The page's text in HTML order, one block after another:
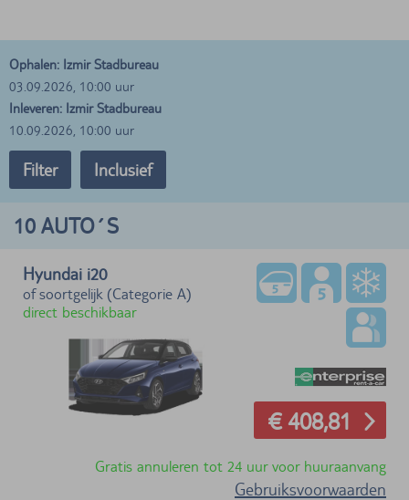
Ophalen: Izmir Stadbureau
03.09.2026, 10:00 uur
Inleveren: Izmir Stadbureau
10.09.2026, 10:00 uur
Filter Inclusief
10 AUTO´S
Hyundai i20
of soortgelijk (Categorie A)
direct beschikbaar
€ 408,81
Gratis annuleren tot 24 uur voor huuraanvang
Gebruiksvoorwaarden